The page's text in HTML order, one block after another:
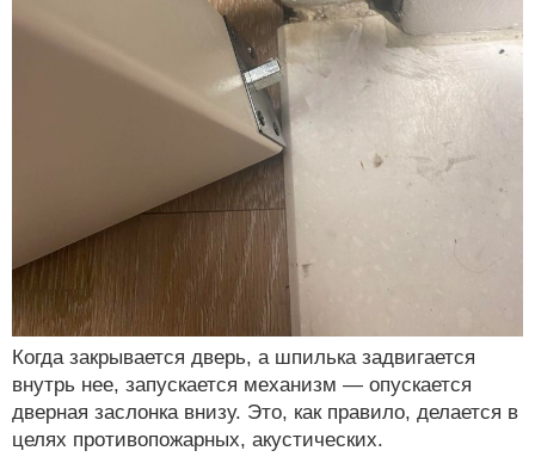
Когда закрывается дверь, а шпилька задвигается
внутрь нее, запускается механизм — опускается
дверная заслонка внизу. Это, как правило, делается в
целях противопожарных, акустических.